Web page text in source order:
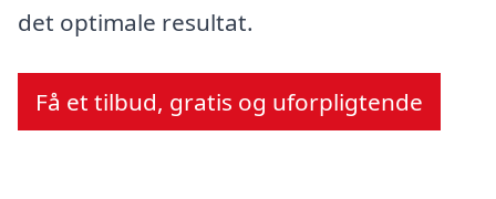
det optimale resultat.
Få et tilbud, gratis og uforpligtende